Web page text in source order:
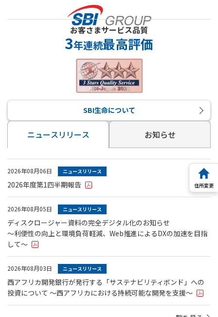
お客さまサービス品質
3年連続最高評価
SBI生命について
ニュースリリース お知らせ
2026年08月06日 ニュースリリース
2026年度第1四半期報告
PDFファイルが新規ウィンドウで開きます
2026年08月05日 ニュースリリース
ディスクロージャー資料の完全デジタル化のお知らせ
～利便性の向上と環境負荷軽減、Web推進によるDXの加速を目指
して～
PDFファイルが新規ウィンドウで開きます
2026年08月03日 ニュースリリース
西アフリカ開発銀行が発行する「サステナビリティボンド」への
投資について ～西アフリカにおける持続可能な開発を支援～
PDFファイルが新規ウィンドウで開きます
住所変更
新規